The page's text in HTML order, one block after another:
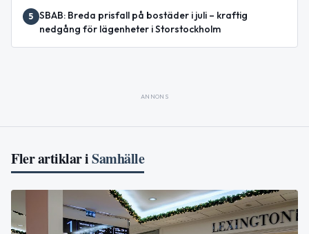
5 SBAB: Breda prisfall på bostäder i juli – kraftig
nedgång för lägenheter i Storstockholm
ANNONS
Fler artiklar iSamhälle